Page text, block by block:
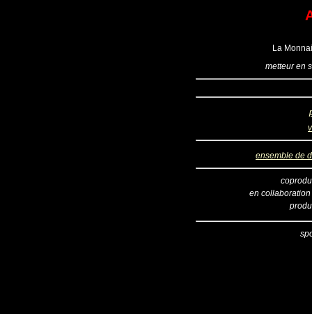
La
metteur en
ensemble de
en collaboration